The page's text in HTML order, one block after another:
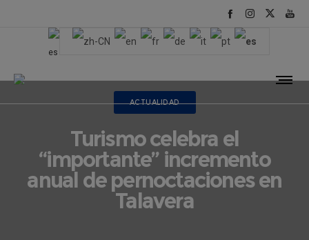
ACTUALIDAD
Turismo celebra el
“importante” incremento
anual de pernoctaciones en
Talavera